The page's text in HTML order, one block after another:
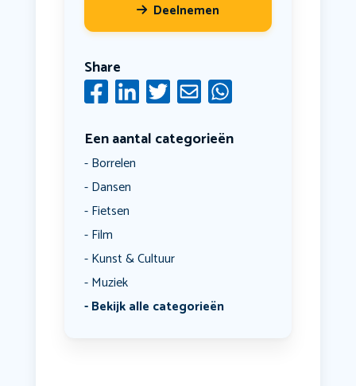
Deelnemen
Share
Een aantal categorieën
Borrelen
Dansen
Fietsen
Film
Kunst & Cultuur
Muziek
Bekijk alle categorieën